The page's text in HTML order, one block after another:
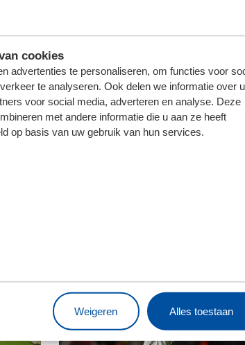
cookies
advertenties te personaliseren, om functies voor
te analyseren. Ook delen we informatie over
voor social media, adverteren en analyse. Deze
met andere informatie die u aan ze heeft
op basis van uw gebruik van hun services.
Weigeren Alles toestaan
Wijs), Hopland, Köhlert (73. Petrov);